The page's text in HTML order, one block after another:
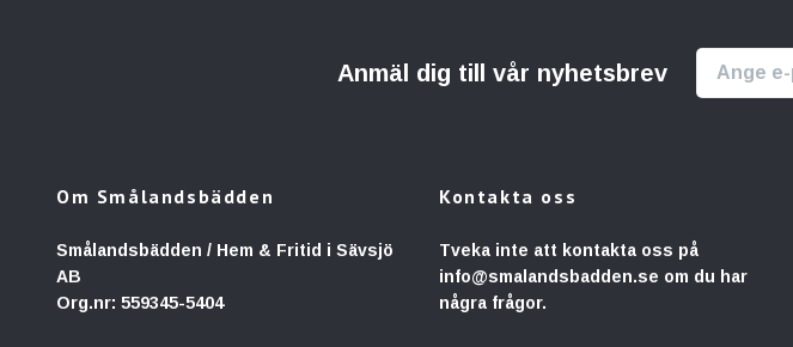
Anmäl dig till vår nyhetsbrev
Om Smålandsbädden
Smålandsbädden / Hem & Fritid i Sävsjö
AB
Org.nr: 559345-5404
Kontakta oss
Tveka inte att kontakta oss på
info@smalandsbadden.se om du har
några frågor.